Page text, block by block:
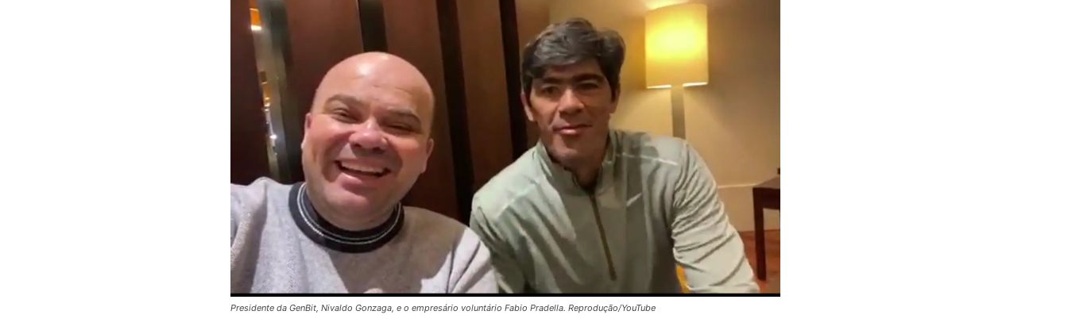
Presidente da GenBit, Nivaldo Gonzaga, e o empresário voluntário Fabio Pradella. Reprodução/YouTube